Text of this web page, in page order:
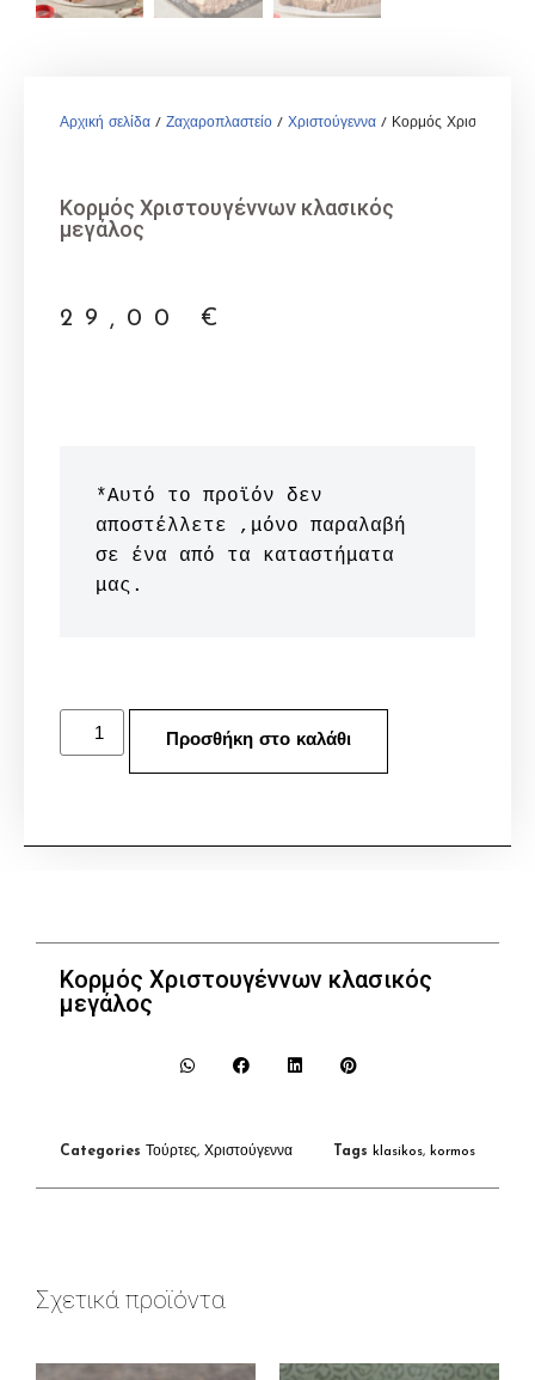
Αρχική σελίδα / Ζαχαροπλαστείο / Χριστούγεννα / Κορμός
Κορμός Χριστουγέννων κλασικός
μεγάλος
29,00 €
*Αυτό το προϊόν δεν
αποστέλλετε ,μόνο παραλαβή
σε ένα από τα καταστήματα
μας.
Προσθήκη στο καλάθι
Κορμός Χριστουγέννων κλασικός
μεγάλος
Categories Τούρτες, Χριστούγεννα Tags klasikos, kormos
Σχετικά προϊόντα